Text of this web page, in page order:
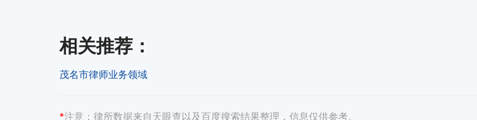
相关推荐 ：
茂名市律师业务领域
*注意： 律所数据来自天眼查以及百度搜索结果整理，信息仅供参考。